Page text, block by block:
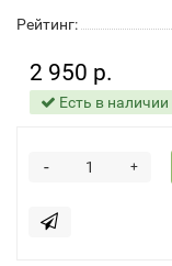
Рейтинг:
2 950 р.
Есть в наличии
+
-